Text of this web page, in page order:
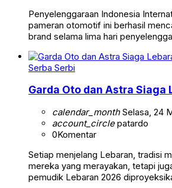
Penyelenggaraan Indonesia
pameran otomotif ini berhasil
brand selama lima hari
Serba Serbi
Garda Oto dan Astra Siaga
calendar_monthSelasa, 24
account_circlepatardo
0Komentar
Setiap menjelang Lebaran, tradisi
mereka yang merayakan, tetapi
pemudik Lebaran 2026